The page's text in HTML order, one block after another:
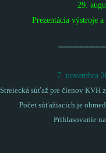
29.
Prezentácia výstroje
7. novembra
Strelecká súťaž pre členov KVH
Počet súťažiacich je
Prihlasovanie